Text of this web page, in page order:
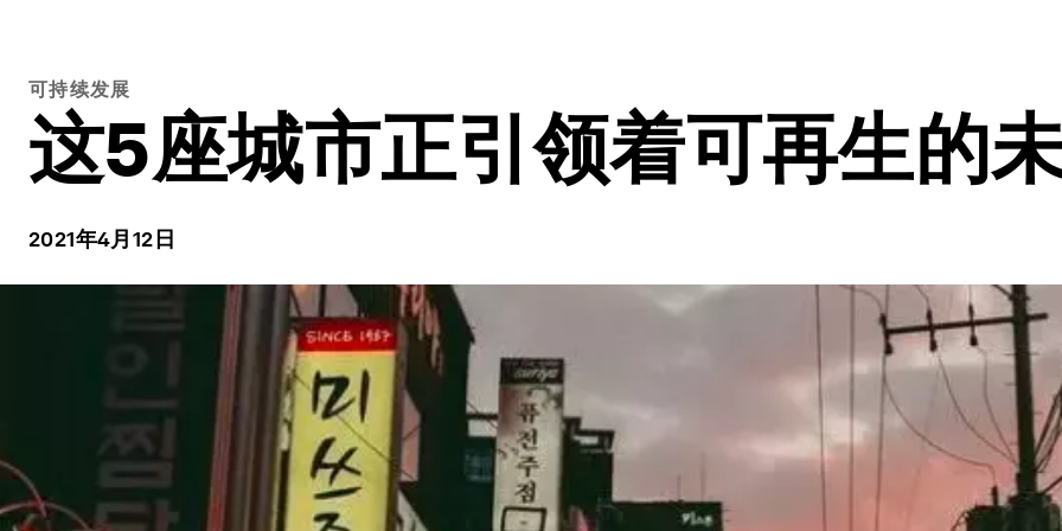
可持续发展
这5座城市正引领着可再生的
2021年4月12日